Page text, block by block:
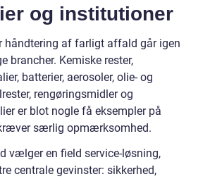
og institutioner
håndtering af farligt affald går igen
brancher. Kemiske rester,
batterier, aerosoler, olie- og
rengøringsmidler og
er blot nogle få eksempler på
særlig opmærksomhed.
vælger en field service-løsning,
centrale gevinster: sikkerhed,